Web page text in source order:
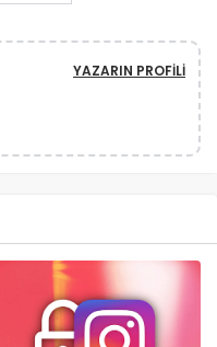
YAZARIN PROFILI